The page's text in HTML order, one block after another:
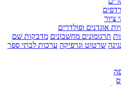
ציור
אוגדנים ופולדרים
תרגומונים מחשבונים מדבקות שם
שרטוט וגרפיקה ערכות לבתי ספר